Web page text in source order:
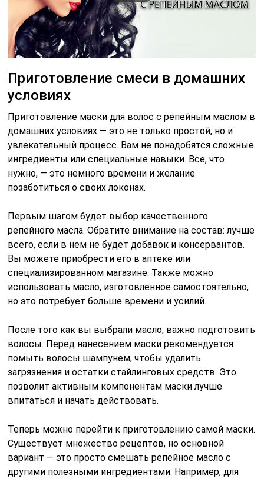
Приготовление смеси в домашних
условиях
Приготовление маски для волос с репейным маслом в
домашних условиях — это не только простой, но и
увлекательный процесс. Вам не понадобятся сложные
ингредиенты или специальные навыки. Все, что
нужно, — это немного времени и желание
позаботиться о своих локонах.
Первым шагом будет выбор качественного
репейного масла. Обратите внимание на состав: лучше
всего, если в нем не будет добавок и консервантов.
Вы можете приобрести его в аптеке или
специализированном магазине. Также можно
использовать масло, изготовленное самостоятельно,
но это потребует больше времени и усилий.
После того как вы выбрали масло, важно подготовить
волосы. Перед нанесением маски рекомендуется
помыть волосы шампунем, чтобы удалить
загрязнения и остатки стайлинговых средств. Это
позволит активным компонентам маски лучше
впитаться и начать действовать.
Теперь можно перейти к приготовлению самой маски.
Существует множество рецептов, но основной
вариант — это просто смешать репейное масло с
другими полезными ингредиентами. Например, для